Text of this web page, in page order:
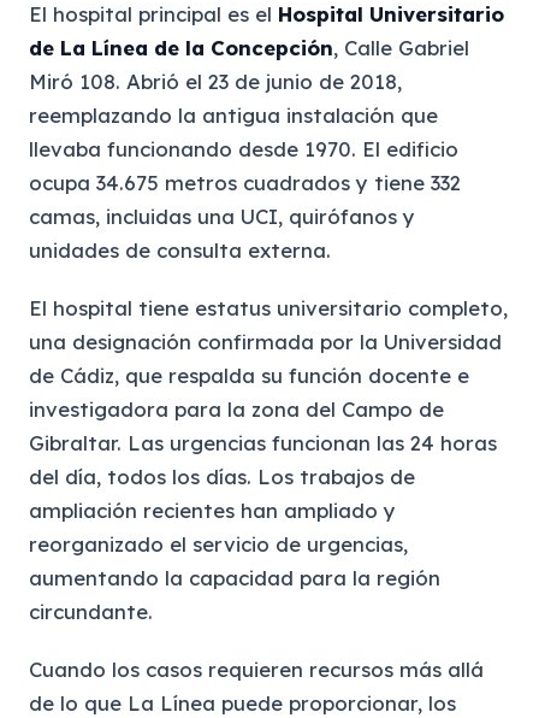
El hospital principal es el Hospital Universitario
de La Línea de la Concepción, Calle Gabriel
Miró 108. Abrió el 23 de junio de 2018,
reemplazando la antigua instalación que
llevaba funcionando desde 1970. El edificio
ocupa 34.675 metros cuadrados y tiene 332
camas, incluidas una UCI, quirófanos y
unidades de consulta externa.
El hospital tiene estatus universitario completo,
una designación confirmada por la Universidad
de Cádiz, que respalda su función docente e
investigadora para la zona del Campo de
Gibraltar. Las urgencias funcionan las 24 horas
del día, todos los días. Los trabajos de
ampliación recientes han ampliado y
reorganizado el servicio de urgencias,
aumentando la capacidad para la región
circundante.
Cuando los casos requieren recursos más allá
de lo que La Línea puede proporcionar, los